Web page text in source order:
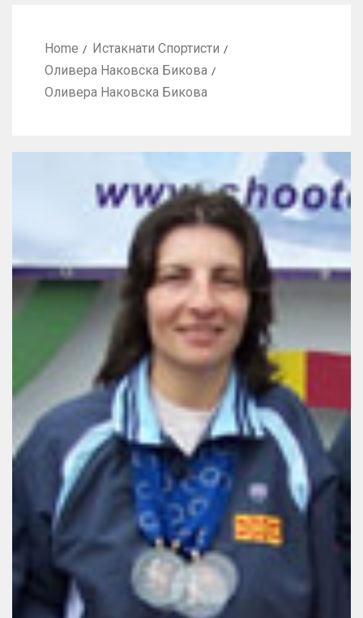
Home
Истакнати Спортисти
Оливера Наковска Бикова
Оливера Наковска Бикова